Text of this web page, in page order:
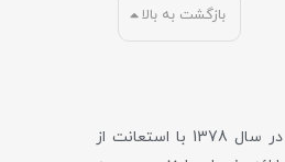
بازگشت به بالا
فروشگاه کامپیوتر مرکزی در سال 1378 با استعانت از